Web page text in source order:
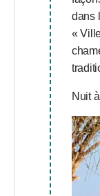
dans
«
Nuit